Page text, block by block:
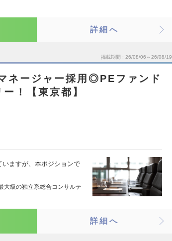
詳細へ
掲載期間 26/08/06～26/08/19
ネージャー採用◎PEファンド
！【東京都】
いますが、本ポジションで
大級の独立系総合コンサルテ
詳細へ